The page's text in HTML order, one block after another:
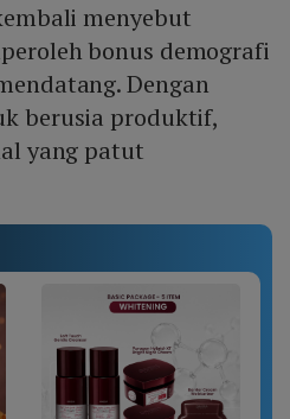
menyebut
bonus demografi
Dengan
berusia produktif,
yang patut